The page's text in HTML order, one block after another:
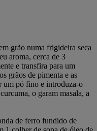
grão numa frigideira seca
aroma, cerca de 3
e transfira para um
grãos de pimenta e as
um pó fino e introduza-o
o garam masala, a
de ferro fundido de